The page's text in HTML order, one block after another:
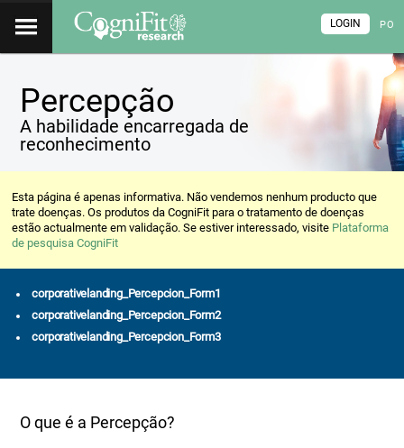
PO
LOGIN
Percepção
A habilidade encarregada de
reconhecimento
Esta página é apenas informativa. Não vendemos nenhum producto que
trate doenças. Os produtos da CogniFit para o tratamento de doenças
estão actualmente em validação. Se estiver interessado, visite Plataforma
de pesquisa CogniFit
corporativelanding_Percepcion_Form1
corporativelanding_Percepcion_Form2
corporativelanding_Percepcion_Form3
O que é a Percepção?